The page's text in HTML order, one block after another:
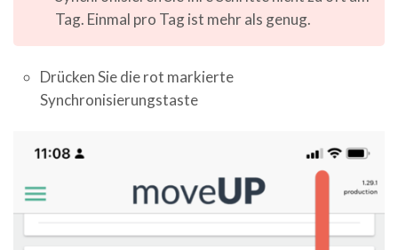
Tag. Einmal pro Tag ist mehr als genug.
Drücken Sie die rot markierte
Synchronisierungstaste